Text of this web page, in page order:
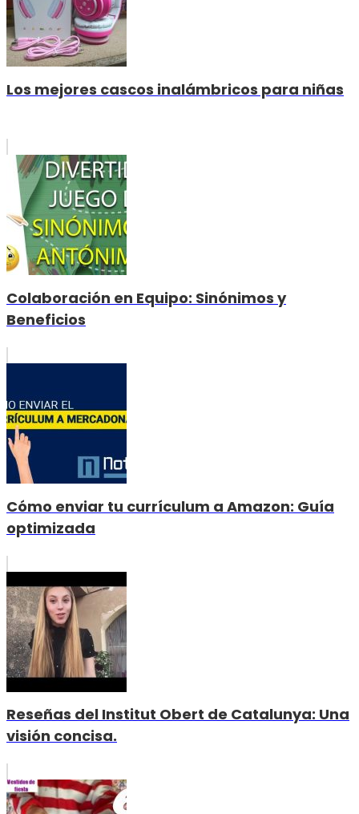
Los mejores cascos inalámbricos para niñas
Colaboración en Equipo: Sinónimos y
Beneficios
Cómo enviar tu currículum a Amazon: Guía
optimizada
Reseñas del Institut Obert de Catalunya: Una
visión concisa.